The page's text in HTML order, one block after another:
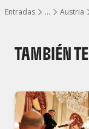
…
Mostrar
Entradas Austria
TAMBIÉN